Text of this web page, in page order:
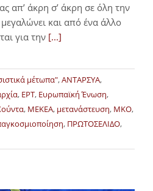
απ’ άκρη σ’ άκρη σε όλη την
και από ένα άλλο
για την [...]
μέτωπα",ΑΝΤΑΡΣΥΑ,
, ΕΡΤ, Ευρωπαϊκή Ένωση,
, ΜΕΚΕΑ, μετανάστευση, ΜΚΟ,
, ΠΡΩΤΟΣΕΛΙΔΟ,